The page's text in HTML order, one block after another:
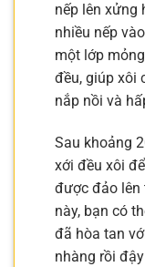
nếp lên xửng
nhiều nếp
một lớp
đều, giúp xôi
nắp nồi và
Sau khoảng
xới đều xôi
được đảo lên
này, bạn có
đã hòa tan
nhàng rồi